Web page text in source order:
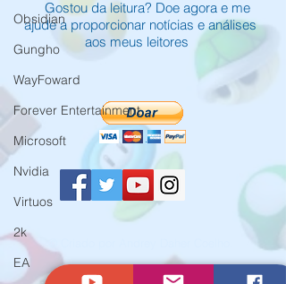
Obsidian
Gungho
WayFoward
Forever Entertainment
Microsoft
Nvidia
Virtuos
2k
EA
Gostou da leitura? Doe agora e me
ajude a proporcionar notícias e análises
aos meus leitores